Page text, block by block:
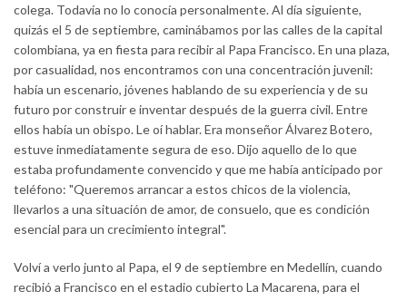
colega. Todavía no lo conocía personalmente. Al día siguiente,
quizás el 5 de septiembre, caminábamos por las calles de la capital
colombiana, ya en fiesta para recibir al Papa Francisco. En una plaza,
por casualidad, nos encontramos con una concentración juvenil:
había un escenario, jóvenes hablando de su experiencia y de su
futuro por construir e inventar después de la guerra civil. Entre
ellos había un obispo. Le oí hablar. Era monseñor Álvarez Botero,
estuve inmediatamente segura de eso. Dijo aquello de lo que
estaba profundamente convencido y que me había anticipado por
teléfono: "Queremos arrancar a estos chicos de la violencia,
llevarlos a una situación de amor, de consuelo, que es condición
esencial para un crecimiento integral".
Volví a verlo junto al Papa, el 9 de septiembre en Medellín, cuando
recibió a Francisco en el estadio cubierto La Macarena, para el